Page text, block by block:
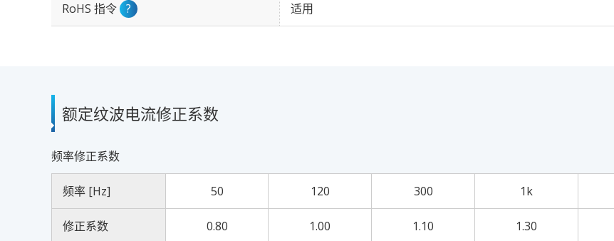
RoHS 指令 ? 适用
额定纹波电流修正系数
频率修正系数
频率 [Hz] 50 120 300 1k
修正系数 0.80 1.00 1.10 1.30